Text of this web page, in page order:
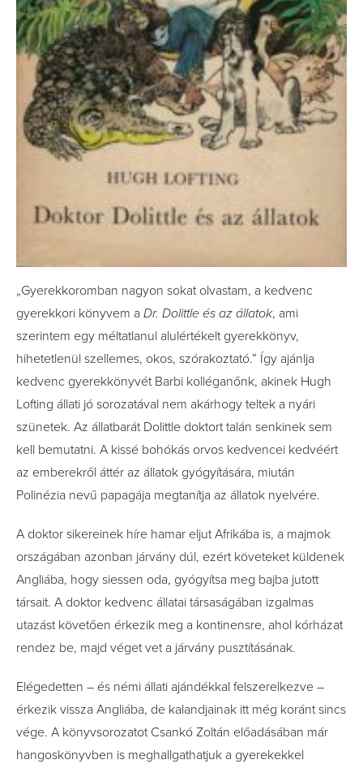
„Gyerekkoromban nagyon sokat olvastam, a kedvenc
gyerekkori könyvem a Dr. Dolittle és az állatok, ami
szerintem egy méltatlanul alulértékelt gyerekkönyv,
hihetetlenül szellemes, okos, szórakoztató.” Így ajánlja
kedvenc gyerekkönyvét Barbi kolléganőnk, akinek Hugh
Lofting állati jó sorozatával nem akárhogy teltek a nyári
szünetek. Az állatbarát Dolittle doktort talán senkinek sem
kell bemutatni. A kissé bohókás orvos kedvencei kedvéért
az emberekről áttér az állatok gyógyítására, miután
Polinézia nevű papagája megtanítja az állatok nyelvére.
A doktor sikereinek híre hamar eljut Afrikába is, a majmok
országában azonban járvány dúl, ezért követeket küldenek
Angliába, hogy siessen oda, gyógyítsa meg bajba jutott
társait. A doktor kedvenc állatai társaságában izgalmas
utazást követően érkezik meg a kontinensre, ahol kórházat
rendez be, majd véget vet a járvány pusztításának.
Elégedetten – és némi állati ajándékkal felszerelkezve –
érkezik vissza Angliába, de kalandjainak itt még koránt sincs
vége. A könyvsorozatot Csankó Zoltán előadásában már
hangoskönyvben is meghallgathatjuk a gyerekekkel